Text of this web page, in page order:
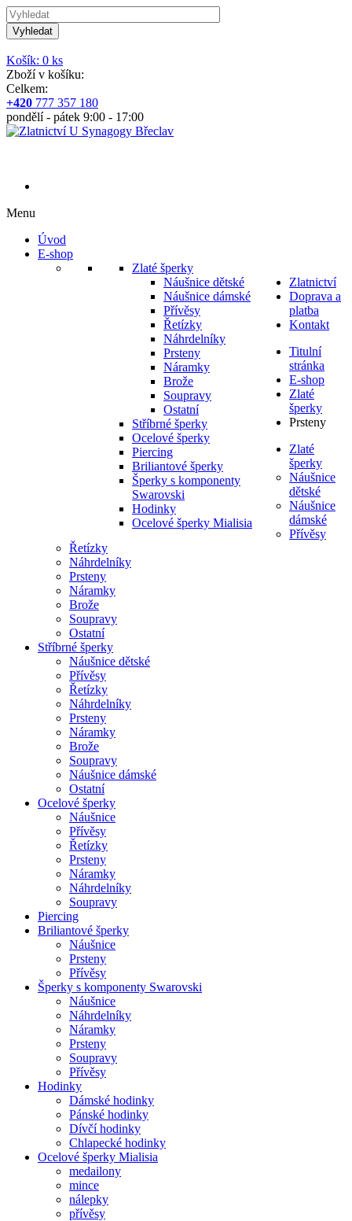
Vyhledat
Košík: 0 ks
Zboží v košíku:
Celkem:
+420 777 357 180
pondělí - pátek 9:00 - 17:00
Menu
Úvod
E-shop
Zlaté šperky
Náušnice dětské
Náušnice dámské
Přívěsy
Řetízky
Náhrdelníky
Prsteny
Náramky
Brože
Soupravy
Ostatní
Stříbrné šperky
Ocelové šperky
Piercing
Briliantové šperky
Šperky s komponenty
Swarovski
Hodinky
Ocelové šperky Mialisia
Zlatnictví
Doprava a
platba
Kontakt
Titulní
stránka
E-shop
Zlaté
šperky
Prsteny
Zlaté
šperky
Náušnice
dětské
Náušnice
dámské
Přívěsy
Řetízky
Náhrdelníky
Prsteny
Náramky
Brože
Soupravy
Ostatní
Stříbrné šperky
Náušnice dětské
Přívěsy
Řetízky
Náhrdelníky
Prsteny
Náramky
Brože
Soupravy
Náušnice dámské
Ostatní
Ocelové šperky
Náušnice
Přívěsy
Řetízky
Prsteny
Náramky
Náhrdelníky
Soupravy
Piercing
Briliantové šperky
Náušnice
Prsteny
Přívěsy
Šperky s komponenty Swarovski
Náušnice
Náhrdelníky
Náramky
Prsteny
Soupravy
Přívěsy
Hodinky
Dámské hodinky
Pánské hodinky
Dívčí hodinky
Chlapecké hodinky
Ocelové šperky Mialisia
medailony
mince
nálepky
přívěsy